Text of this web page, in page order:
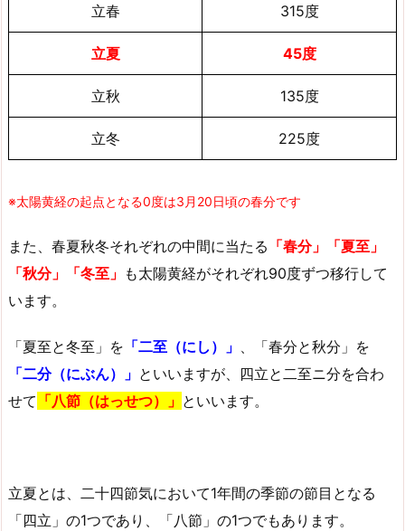
立春 315度
立夏 45度
立秋 135度
立冬 225度
※太陽黄経の起点となる0度は3月20日頃の春分です
また、春夏秋冬それぞれの中間に当たる 「春分」「夏至」
「秋分」「冬至」 も太陽黄経がそれぞれ90度ずつ移行して
います。
「夏至と冬至」を 「二至（にし）」 、「春分と秋分」を
「二分（にぶん）」 といいますが、四立と二至ニ分を合わ
せて 「八節（はっせつ）」 といいます。
立夏とは、二十四節気において1年間の季節の節目となる
「四立」の1つであり、「八節」の1つでもあります。